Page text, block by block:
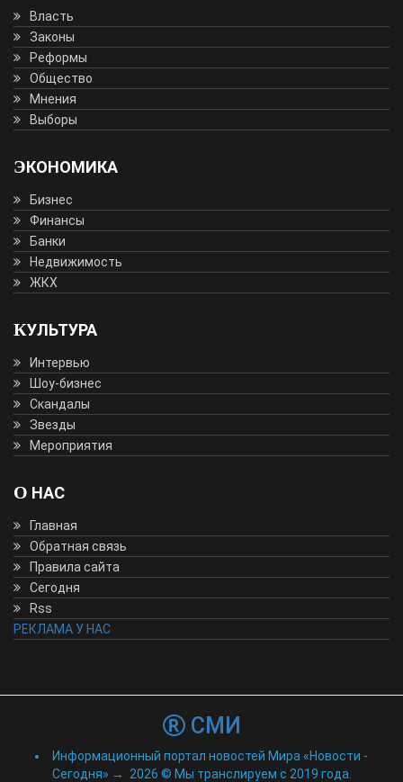
Власть
Законы
Реформы
Общество
Мнения
Выборы
ЭКОНОМИКА
Бизнес
Финансы
Банки
Недвижимость
ЖКХ
КУЛЬТУРА
Интервью
Шоу-бизнес
Скандалы
Звезды
Мероприятия
О НАС
Главная
Обратная связь
Правила сайта
Сегодня
Rss
РЕКЛАМА У НАС
СМИ
Информационный портал новостей Мира «Новости -
Сегодня» → 2026 © Мы транслируем с 2019 года.